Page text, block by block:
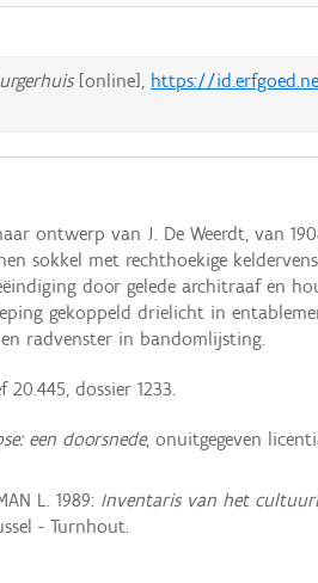
[online], https://
ontwerp van J. De Weerdt, van
sokkel met rechthoekige
door gelede architraaf en
gekoppeld drielicht in
radvenster in bandomlijsting.
dossier 1233.
een doorsnede, onuitgegeven
L. 1989: Inventaris van het
- Turnhout.